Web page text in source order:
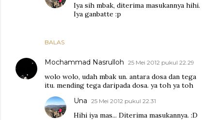
BALAS
Iya sih mbak, diterima masukannya hihi.
Iya ganbatte :p
Mochammad Nasrulloh 25 Mei 2012 pukul 22.29
wolo wolo, udah mbak un. antara dosa dan tega
itu. mending tega daripada dosa. ya toh ya toh
Una 25 Mei 2012 pukul 22.31
Hihi iya mas... Diterima masukannya. :D